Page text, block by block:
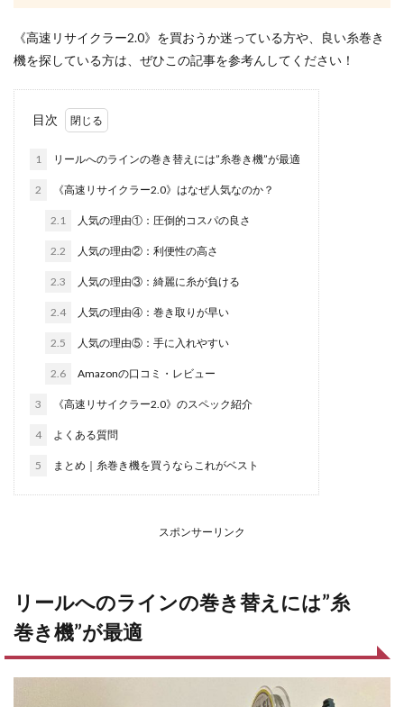
《高速リサイクラー2.0》を買おうか迷っている方や、良い糸巻き
機を探している方は、ぜひこの記事を参考んしてください！
目次
1 リールへのラインの巻き替えには”糸巻き機”が最適
2 《高速リサイクラー2.0》はなぜ人気なのか？
2.1 人気の理由①：圧倒的コスパの良さ
2.2 人気の理由②：利便性の高さ
2.3 人気の理由③：綺麗に糸が負ける
2.4 人気の理由④：巻き取りが早い
2.5 人気の理由⑤：手に入れやすい
2.6 Amazonの口コミ・レビュー
3 《高速リサイクラー2.0》のスペック紹介
4 よくある質問
5 まとめ｜糸巻き機を買うならこれがベスト
スポンサーリンク
リールへのラインの巻き替えには”糸
巻き機”が最適